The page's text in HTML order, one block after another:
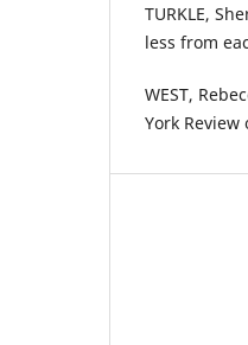
TURKLE,
less from
WEST,
York Review